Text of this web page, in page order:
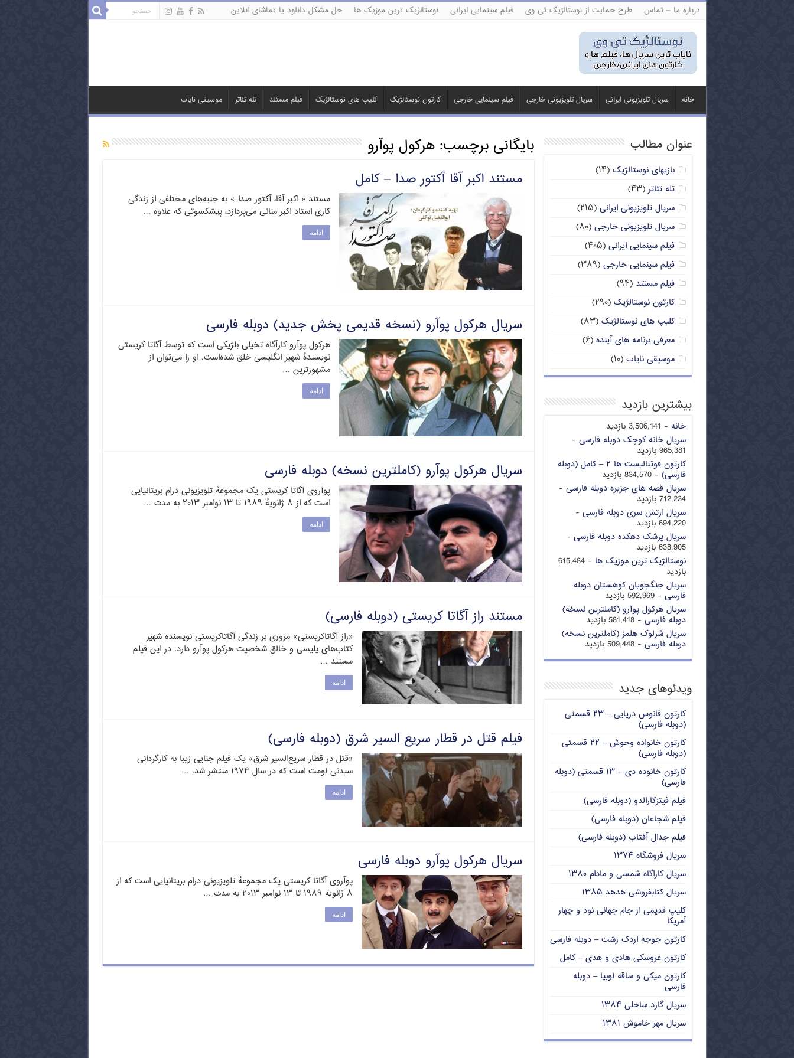
درباره ما – تماس طرح حمایت از نوستالژیک تی وی فیلم سینمایی ایرانی نوستالژیک ترین موزیک ها حل مشکل دانلود یا تماشای آنلاین
خانه سریال تلویزیونی ایرانی سریال تلویزیونی خارجی فیلم سینمایی خارجی کارتون نوستالژیک کلیپ های نوستالژیک فیلم مستند تله تئاتر موسیقی نایاب
بایگانی برچسب:هرکول پوآرو
مستند اکبر آقا آکتور صدا – کامل
مستند « اکبر آقا، آکتور صدا » به جنبه‌های مختلفی از زندگی
کاری استاد اکبر منانی می‌پردازد، پیشکسوتی که علاوه …
ادامه
سریال هرکول پوآرو (نسخه قدیمی پخش جدید) دوبله فارسی
هرکول پوآرو کارآگاه تخیلی بلژیکی است که توسط آگاتا کریستی
نویسندهٔ شهیر انگلیسی خلق شده‌است. او را می‌توان از
مشهورترین …
ادامه
سریال هرکول پوآرو (کاملترین نسخه) دوبله فارسی
پوآروی آگاتا کریستی یک مجموعهٔ تلویزیونی درام بریتانیایی
است که از ۸ ژانویهٔ ۱۹۸۹ تا ۱۳ نوامبر ۲۰۱۳ به مدت …
ادامه
مستند راز آگاتا کریستی (دوبله فارسی)
«راز آگاتاکریستی» مروری بر زندگی آگاتاکریستی نویسنده شهیر
کتاب‌های پلیسی و خالق شخصیت هرکول پوآرو دارد. در این فیلم
مستند …
ادامه
فیلم قتل در قطار سریع السیر شرق (دوبله فارسی)
«قتل در قطار سریع‌السیر شرق» یک فیلم جنایی زیبا به کارگردانی
سیدنی لومت است که در سال ۱۹۷۴ منتشر شد. …
ادامه
سریال هرکول پوآرو دوبله فارسی
پوآروی آگاتا کریستی یک مجموعهٔ تلویزیونی درام بریتانیایی است که از
۸ ژانویهٔ ۱۹۸۹ تا ۱۳ نوامبر ۲۰۱۳ به مدت …
ادامه
عنوان مطالب
بازیهای نوستالژیک (۱۴)
تله تئاتر(۴۳)
سریال تلویزیونی ایرانی (۲۱۵)
سریال تلویزیونی خارجی (۸۰)
فیلم سینمایی ایرانی (۴۰۵)
فیلم سینمایی خارجی (۳۸۹)
فیلم مستند (۹۴)
کارتون نوستالژیک (۲۹۰)
کلیپ های نوستالژیک (۸۳)
معرفی برنامه های آینده (۶)
موسیقی نایاب (۱۰)
بیشترین بازدید
خانه - 3,506,141 بازدید
سریال خانه کوچک دوبله فارسی -
965,381 بازدید
کارتون فوتبالیست ها ۲ – کامل (دوبله
فارسی) - 834,570 بازدید
سریال قصه های جزیره دوبله فارسی -
712,234 بازدید
سریال ارتش سری دوبله فارسی -
694,220 بازدید
سریال پزشک دهکده دوبله فارسی -
638,905 بازدید
نوستالژیک ترین موزیک ها
- 615,484
بازدید
سریال جنگجویان کوهستان دوبله
فارسی - 592,969 بازدید
سریال هرکول پوآرو (کاملترین نسخه)
دوبله فارسی - 581,418 بازدید
سریال شرلوک هلمز (کاملترین نسخه)
دوبله فارسی - 509,448 بازدید
ویدئوهای جدید
کارتون فانوس دریایی – ۲۳ قسمتی
(دوبله فارسی)
کارتون خانواده وحوش – ۲۲ قسمتی
(دوبله فارسی)
کارتون خانوده دی – ۱۳ قسمتی (دوبله
فارسی)
فیلم فیتزکارالدو (دوبله فارسی)
فیلم شجاعان (دوبله فارسی)
فیلم جدال آفتاب (دوبله فارسی)
سریال فروشگاه ۱۳۷۴
سریال کاراگاه شمسی و مادام ۱۳۸۰
سریال کتابفروشی هدهد ۱۳۸۵
کلیپ قدیمی از جام جهانی نود و چهار
آمریکا
کارتون جوجه اردک زشت – دوبله فارسی
کارتون عروسکی هادی و هدی – کامل
کارتون میکی و ساقه لوبیا – دوبله
فارسی
سریال گارد ساحلی ۱۳۸۴
سریال مهر خاموش ۱۳۸۱